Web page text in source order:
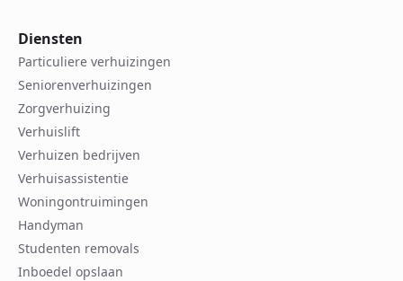
Diensten
Particuliere verhuizingen
Seniorenverhuizingen
Zorgverhuizing
Verhuislift
Verhuizen bedrijven
Verhuisassistentie
Woningontruimingen
Handyman
Studenten removals
Inboedel opslaan